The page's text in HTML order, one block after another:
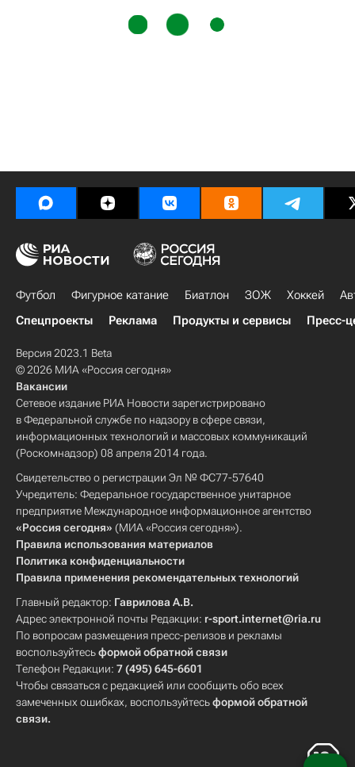
Футбол Фигурное катание Биатлон ЗОЖ Хоккей
Спецпроекты
Реклама Продукты и сервисы Пресс-
Версия 2023.1 Beta
© 2026 МИА «Россия сегодня»
Вакансии
Сетевое издание РИА Новости зарегистрировано
в Федеральной службе по надзору в сфере связи,
информационных технологий и массовых коммуникаций
(Роскомнадзор) 08 апреля 2014 года.
Свидетельство о регистрации Эл № ФС77-57640
Учредитель: Федеральное государственное унитарное
предприятие Международное информационное агентство
«Россия сегодня» (МИА «Россия сегодня»).
Правила использования материалов
Политика конфиденциальности
Правила применения рекомендательных технологий
Главный редактор: Гаврилова А.В.
Адрес электронной почты Редакции: r-sport.internet@ria.ru
По вопросам размещения пресс-релизов и рекламы
воспользуйтесьформой обратной связи
Телефон Редакции: 7 (495) 645-6601
Чтобы связаться с редакцией или сообщить обо всех
замеченных ошибках, воспользуйтесьформой обратной
связи.